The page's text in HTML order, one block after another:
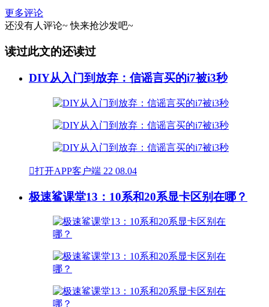
更多评论
还没有人评论~ 快来抢沙发吧~
读过此文的还读过
DIY从入门到放弃：信谣言买的i7被i3秒
打开APP客户端 22 08.04
极速鲨课堂13：10系和20系显卡区别在哪？